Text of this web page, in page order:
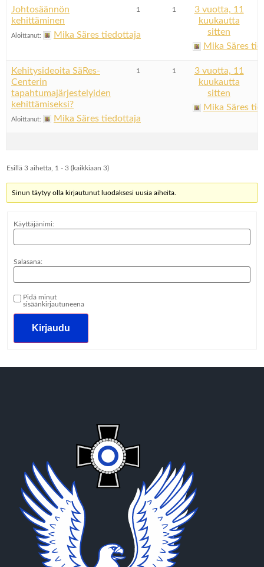
Johtosäännön
kehittäminen
Aloittanut: Mika Säres tiedottaja
1 1
3 vuotta, 11
kuukautta
sitten
Mika Säres
Kehitysideoita SäRes-
Centerin
tapahtumajärjestelyiden
kehittämiseksi?
Aloittanut: Mika Säres tiedottaja
1 1
3 vuotta, 11
kuukautta
sitten
Mika Säres
Esillä 3 aihetta, 1 - 3 (kaikkiaan 3)
Sinun täytyy olla kirjautunut luodaksesi uusia aiheita.
Käyttäjänimi:
Salasana:
Pidä minut
sisäänkirjautuneena
Kirjaudu